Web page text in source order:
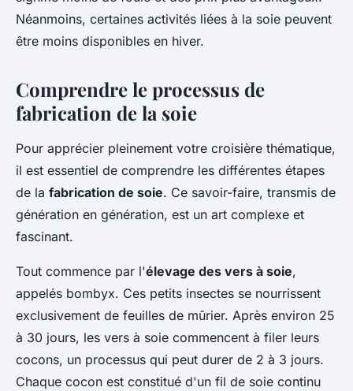
Néanmoins, certaines activités liées à la soie peuvent
être moins disponibles en hiver.
Comprendre le processus de
fabrication de la soie
Pour apprécier pleinement votre croisière thématique,
il est essentiel de comprendre les différentes étapes
de la fabrication de soie. Ce savoir-faire, transmis de
génération en génération, est un art complexe et
fascinant.
Tout commence par l'élevage des vers à soie,
appelés bombyx. Ces petits insectes se nourrissent
exclusivement de feuilles de mûrier. Après environ 25
à 30 jours, les vers à soie commencent à filer leurs
cocons, un processus qui peut durer de 2 à 3 jours.
Chaque cocon est constitué d'un fil de soie continu